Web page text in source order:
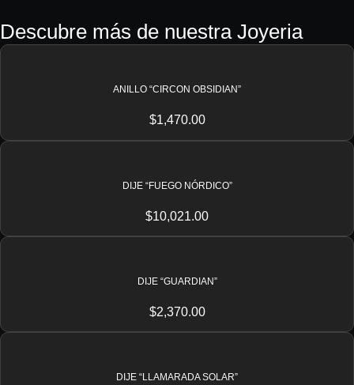
Descubre más de nuestra Joyeria
ANILLO “CIRCON OBSIDIAN”
$1,470.00
DIJE “FUEGO NÓRDICO”
$10,021.00
DIJE “GUARDIAN”
$2,370.00
DIJE “LLAMARADA SOLAR”